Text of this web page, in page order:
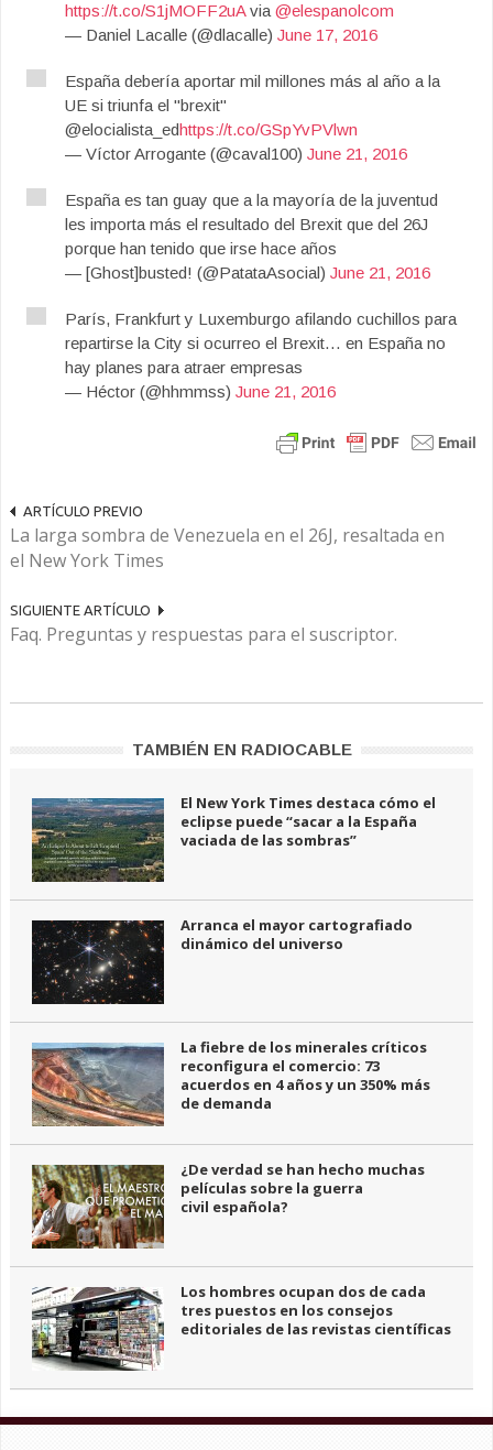
https://t.co/S1jMOFF2uAvia @elespanolcom
— Daniel Lacalle (@dlacalle) June 17, 2016
España debería aportar mil millones más al año a la
UE si triunfa el "brexit"
@elocialista_edhttps://t.co/GSpYvPVlwn
— Víctor Arrogante (@caval100) June 21, 2016
España es tan guay que a la mayoría de la juventud
les importa más el resultado del Brexit que del 26J
porque han tenido que irse hace años
— [Ghost]busted! (@PatataAsocial) June 21, 2016
París, Frankfurt y Luxemburgo afilando cuchillos para
repartirse la City si ocurreo el Brexit… en España no
hay planes para atraer empresas
— Héctor (@hhmmss) June 21, 2016
ARTÍCULO PREVIO
La larga sombra de Venezuela en el 26J, resaltada en
el New York Times
SIGUIENTE ARTÍCULO
Faq. Preguntas y respuestas para el suscriptor.
TAMBIÉN EN RADIOCABLE
El New York Times destaca cómo el
eclipse puede “sacar a la España
vaciada de las sombras”
Arranca el mayor cartografiado
dinámico del universo
La fiebre de los minerales críticos
reconfigura el comercio: 73
acuerdos en 4 años y un 350% más
de demanda
¿De verdad se han hecho muchas
películas sobre la guerra
civil española?
Los hombres ocupan dos de cada
tres puestos en los consejos
editoriales de las revistas científicas